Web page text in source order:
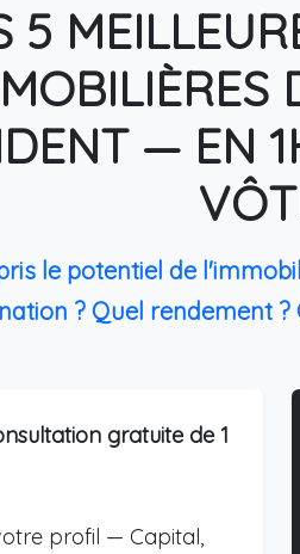
5
— EN
le potentiel de
? Quel rendement
gratuite de 1
profil — Capital,